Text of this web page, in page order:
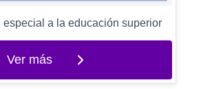
a la educación superior
Ver más